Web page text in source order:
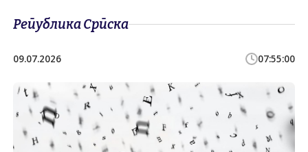
Република Српска
09.07.2026 07:55:00